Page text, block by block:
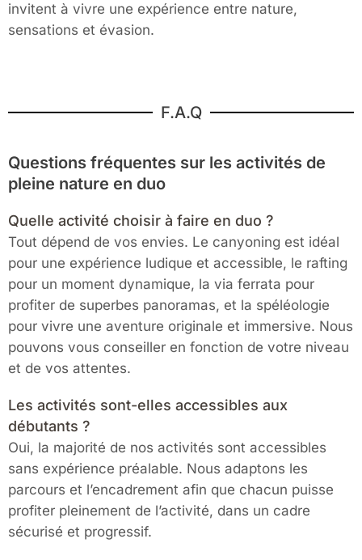
invitent à vivre une expérience entre nature,
sensations et évasion.
F.A.Q
Questions fréquentes sur les activités de
pleine nature en duo
Quelle activité choisir à faire en duo ?
Tout dépend de vos envies. Le canyoning est idéal
pour une expérience ludique et accessible, le rafting
pour un moment dynamique, la via ferrata pour
profiter de superbes panoramas, et la spéléologie
pour vivre une aventure originale et immersive. Nous
pouvons vous conseiller en fonction de votre niveau
et de vos attentes.
Les activités sont-elles accessibles aux
débutants ?
Oui, la majorité de nos activités sont accessibles
sans expérience préalable. Nous adaptons les
parcours et l’encadrement afin que chacun puisse
profiter pleinement de l’activité, dans un cadre
sécurisé et progressif.